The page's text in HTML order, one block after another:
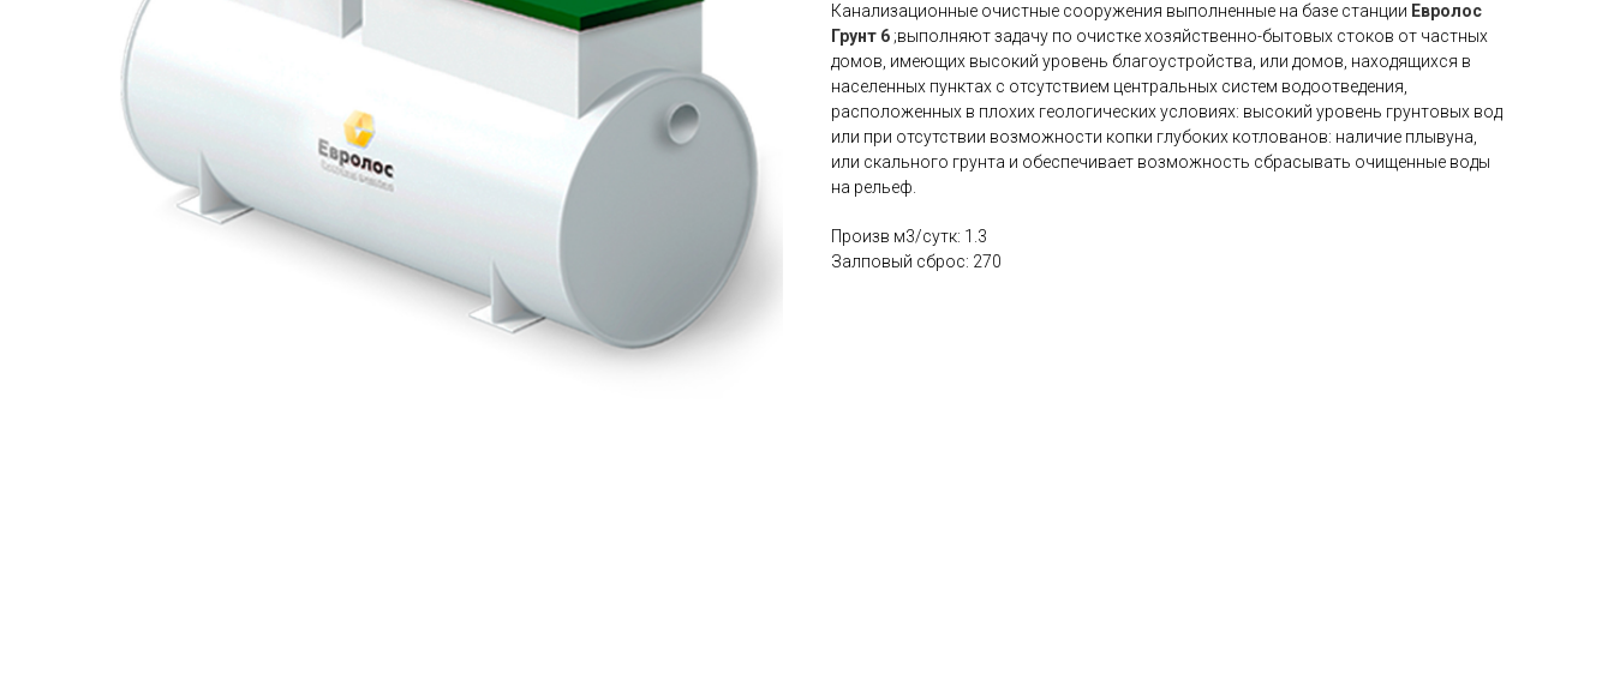
Канализационные очистные сооружения выполненные на базе станции Евролос
Грунт 6 ;выполняют задачу по очистке хозяйственно-бытовых стоков от частных
домов, имеющих высокий уровень благоустройства, или домов, находящихся в
населенных пунктах с отсутствием центральных систем водоотведения,
расположенных в плохих геологических условиях: высокий уровень грунтовых вод
или при отсутствии возможности копки глубоких котлованов: наличие плывуна,
или скального грунта и обеспечивает возможность сбрасывать очищенные воды
на рельеф.
Произв м3/сутк: 1.3
Залповый сброс: 270